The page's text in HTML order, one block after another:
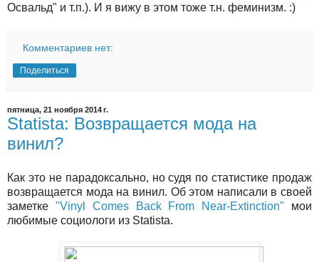
Освальд" и т.п.). И я вижу в этом тоже т.н. феминизм. :)
Комментариев нет:
Поделиться
пятница, 21 ноября 2014 г.
Statista: Возвращается мода на
винил?
Как это не парадоксально, но судя по статистике продаж
возвращается мода на винил. Об этом написали в своей
заметке "Vinyl Comes Back From Near-Extinction" мои
любимые социологи из Statista.